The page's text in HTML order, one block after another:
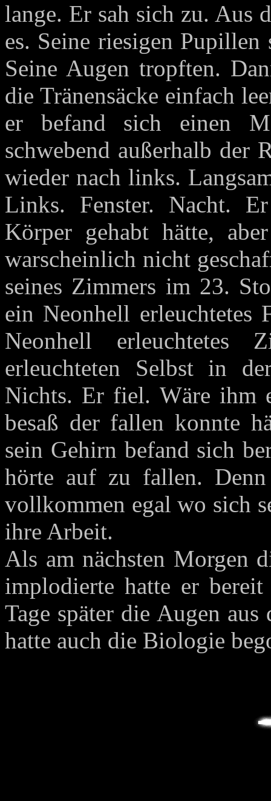
lange. Er sah sich zu. Aus
es. Seine riesigen
Seine Augen tropften.
die Tränensäcke einfach
er befand sich einen
schwebend außerhalb der
wieder nach links.
Links. Fenster. Nacht.
Körper gehabt hätte,
warscheinlich nicht
seines Zimmers im 23.
ein Neonhell erleuchtetes
Neonhell erleuchtetes
erleuchteten Selbst in
Nichts. Er fiel. Wäre ihm
besaß der fallen konnte
sein Gehirn befand sich
hörte auf zu fallen.
vollkommen egal wo sich
ihre Arbeit.
Als am nächsten Morgen
implodierte hatte er
Tage später die Augen
hatte auch die Biologie